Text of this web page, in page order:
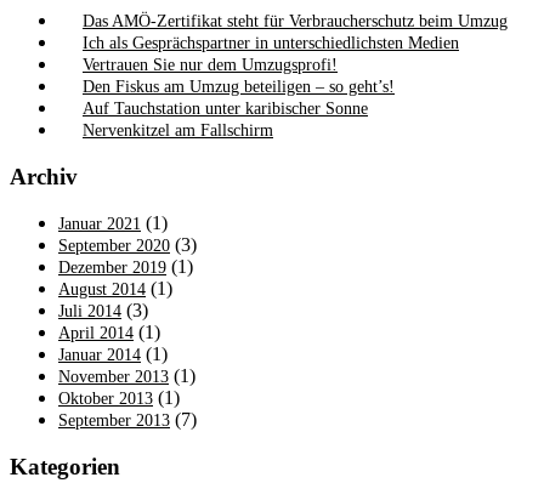
Das AMÖ-Zertifikat steht für Verbraucherschutz beim Umzug
Ich als Gesprächspartner in unterschiedlichsten Medien
Vertrauen Sie nur dem Umzugsprofi!
Den Fiskus am Umzug beteiligen – so geht’s!
Auf Tauchstation unter karibischer Sonne
Nervenkitzel am Fallschirm
Archiv
Januar 2021 (1)
September 2020 (3)
Dezember 2019 (1)
August 2014 (1)
Juli 2014 (3)
April 2014 (1)
Januar 2014 (1)
November 2013 (1)
Oktober 2013 (1)
September 2013 (7)
Kategorien